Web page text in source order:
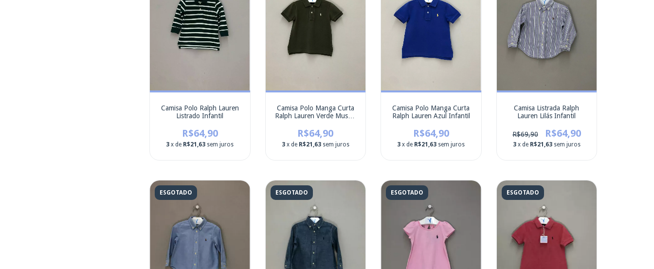
Camisa Polo Ralph Lauren
Listrado Infantil
R$64,90
3 x de R$21,63 sem juros
Camisa Polo Manga Curta
Ralph Lauren Verde Musgo
R$64,90
3 x de R$21,63 sem juros
Camisa Polo Manga Curta
Ralph Lauren Azul Infantil
R$64,90
3 x de R$21,63 sem juros
Camisa Listrada Ralph
Lauren Lilás Infantil
R$69,90 R$64,90
3 x de R$21,63 sem juros
ESGOTADO ESGOTADO ESGOTADO ESGOTADO